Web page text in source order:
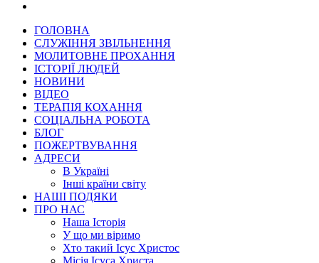
ГОЛОВНА
СЛУЖІННЯ ЗВІЛЬНЕННЯ
МОЛИТОВНЕ ПРОХАННЯ
ІСТОРІЇ ЛЮДЕЙ
НОВИНИ
ВІДЕО
ТЕРАПІЯ КОХАННЯ
СОЦІАЛЬНА РОБОТА
БЛОГ
ПОЖЕРТВУВАННЯ
АДРЕСИ
В Україні
Інші країни світу
НАШІ ПОДЯКИ
ПРО НАС
Наша Історія
У що ми віримо
Хто такий Ісус Христос
Місія Ісуса Христа